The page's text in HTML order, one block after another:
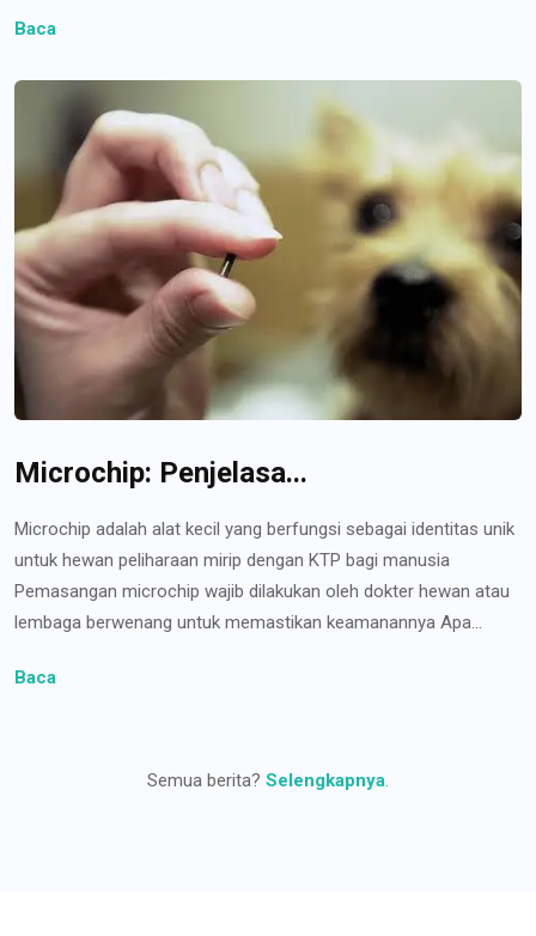
Baca
Microchip: Penjelasa...
Microchip adalah alat kecil yang berfungsi sebagai identitas unik
untuk hewan peliharaan mirip dengan KTP bagi manusia
Pemasangan microchip wajib dilakukan oleh dokter hewan atau
lembaga berwenang untuk memastikan keamanannya Apa...
Baca
Semua berita? Selengkapnya